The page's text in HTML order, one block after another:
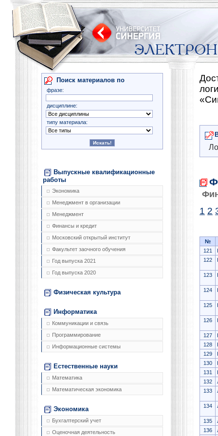
Поиск материалов по
фразе:
дисциплине:
типу материала:
Выпускные квалификационные
работы
Экономика
Менеджмент в организации
Менеджмент
Финансы и кредит
Московский открытый институт
Факультет заочного обучения
Год выпуска 2021
Год выпуска 2020
Физическая культура
Информатика
Коммуникации и связь
Программирование
Информационные системы
Естественные науки
Математика
Математическая экономика
Экономика
Бухгалтерский учет
Оценочная деятельность
1 2
№
121
122
123
124
125
126
127
128
129
130
131
132
133
134
135
136